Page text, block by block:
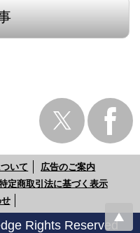
いて
広告のご案内
定商取引法に基づく表示
Rights Reserved